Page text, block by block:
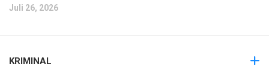
Juli 26, 2026
KRIMINAL